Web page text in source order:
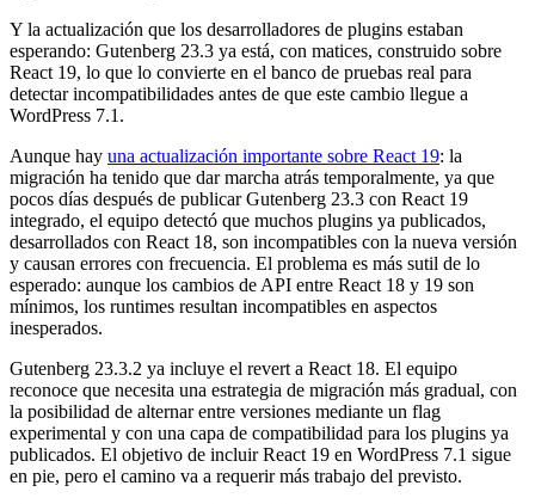
Y la actualización que los desarrolladores de plugins estaban
esperando: Gutenberg 23.3 ya está, con matices, construido sobre
React 19, lo que lo convierte en el banco de pruebas real para
detectar incompatibilidades antes de que este cambio llegue a
WordPress 7.1.
Aunque hay una actualización importante sobre React 19: la
migración ha tenido que dar marcha atrás temporalmente, ya que
pocos días después de publicar Gutenberg 23.3 con React 19
integrado, el equipo detectó que muchos plugins ya publicados,
desarrollados con React 18, son incompatibles con la nueva versión
y causan errores con frecuencia. El problema es más sutil de lo
esperado: aunque los cambios de API entre React 18 y 19 son
mínimos, los runtimes resultan incompatibles en aspectos
inesperados.
Gutenberg 23.3.2 ya incluye el revert a React 18. El equipo
reconoce que necesita una estrategia de migración más gradual, con
la posibilidad de alternar entre versiones mediante un flag
experimental y con una capa de compatibilidad para los plugins ya
publicados. El objetivo de incluir React 19 en WordPress 7.1 sigue
en pie, pero el camino va a requerir más trabajo del previsto.